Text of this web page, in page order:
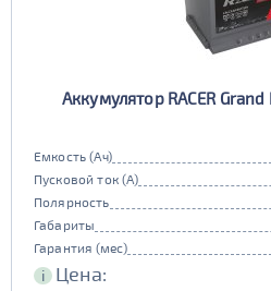
Аккумулятор RACER
Емкость (Ач)
Пусковой ток (А)
Полярность
Габариты
Гарантия (мес)
i Цена: